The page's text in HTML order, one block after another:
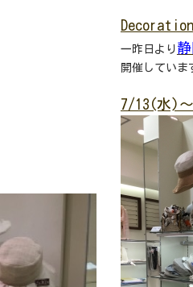
一昨日より
開催していま
7/13(水)